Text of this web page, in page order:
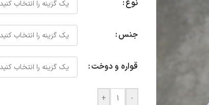
نوع
جنس
قواره و دوخت
-
+